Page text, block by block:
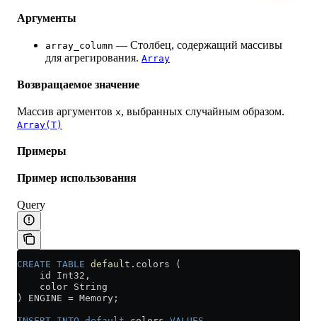
Аргументы
array_column — Столбец, содержащий массивы
для агрегирования. Array
Возвращаемое значение
Массив аргументов x, выбранных случайным образом.
Array(T)
Примеры
Пример использования
Query
CREATE TABLE default .colors (
    id Int32,
    color String
) ENGINE = Memory;